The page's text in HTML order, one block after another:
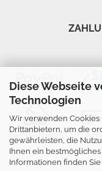
Diese Webseite
Technologien
Wir verwenden
Drittanbietern, um die
gewährleisten, die
Ihnen ein
Informationen finden